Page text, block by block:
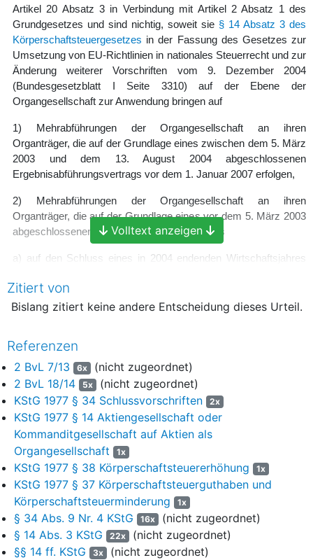
Artikel 20 Absatz 3 in Verbindung mit Artikel 2 Absatz 1 des
Grundgesetzes und sind nichtig, soweit sie § 14 Absatz 3 des
Körperschaftsteuergesetzes in der Fassung des Gesetzes zur
Umsetzung von EU-Richtlinien in nationales Steuerrecht und zur
Änderung weiterer Vorschriften vom 9. Dezember 2004
(Bundesgesetzblatt I Seite 3310) auf der Ebene der
Organgesellschaft zur Anwendung bringen auf
1) Mehrabführungen der Organgesellschaft an ihren
Organträger, die auf der Grundlage eines zwischen dem 5. März
2003 und dem 13. August 2004 abgeschlossenen
Ergebnisabführungsvertrags vor dem 1. Januar 2007 erfolgen,
2) Mehrabführungen der Organgesellschaft an ihren
Organträger, die auf der Grundlage eines vor dem 5. März 2003
abgeschlossenen Ergebnisabführungsvertrags
a) auf den Schluss eines in 2004 endenden Wirtschaftsjahres
März 2003 eine Kündigung spätestens zum 31. Dezember 2003
zugelassen hätte, oder
Wirtschaftsjahres erfolgen, wenn der Ergebnisabführungsvertrag
nach dem 4. März 2003 eine Kündigung spätestens zum 31.
Dezember 2004 zugelassen hätte, oder
c) auf den Schluss eines vor dem 16. Dezember 2004 endenden
Wirtschaftsjahres erfolgen,
soweit durch die jeweilige Mehrabführung oder die Summe der
jeweiligen Mehrabführungen in dem betreffenden
Veranlagungszeitraum eine Körperschaftsteuererhöhung nach
38 Absatz 2 des Körperschaftsteuergesetzesin der Fassung
des Gesetzes zum Abbau von Steuervergünstigungen und
Ausnahmeregelungen vom 16. Mai 2003 (Bundesgesetzblatt I
Seite 660) ausgelöst wird, die die durch die jeweilige
Mehrabführung oder die Summe der jeweiligen
Volltext anzeigen
Zitiert von
Bislang zitiert keine andere Entscheidung dieses Urteil.
Referenzen
2 BvL 7/13 6x (nicht zugeordnet)
2 BvL 18/14
5x (nicht zugeordnet)
KStG 1977 § 34 Schlussvorschriften
2x
KStG 1977 § 14 Aktiengesellschaft oder
Kommanditgesellschaft auf Aktien als
Organgesellschaft
1x
KStG 1977 § 38 Körperschaftsteuererhöhung 1x
KStG 1977 § 37 Körperschaftsteuerguthaben und
Körperschaftsteuerminderung
1x
§ 34 Abs. 9 Nr. 4 KStG 16x (nicht zugeordnet)
§ 14 Abs. 3 KStG
22x (nicht zugeordnet)
§§ 14 ff. KStG
3x (nicht zugeordnet)